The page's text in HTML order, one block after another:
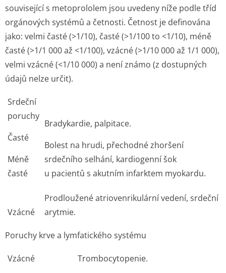
související s metoprololem jsou uvedeny níže podle tříd
orgánových systémů a četnosti. Četnost je definována
jako: velmi časté (>1/10), časté (>1/100 to <1/10), méně
časté (>1/1 000 až <1/100), vzácné (>1/10 000 až 1/1 000),
velmi vzácné (<1/10 000) a není známo (z dostupných
údajů nelze určit).
Srdeční
poruchy
Časté
Méně
časté
Bradykardie, palpitace.
Bolest na hrudi, přechodné zhoršení
srdečního selhání, kardiogenní šok
u pacientů s akutním infarktem myokardu.
Vzácné
Prodloužené atriovenrikulární vedení, srdeční
arytmie.
Poruchy krve a lymfatického systému
Vzácné Trombocytopenie.